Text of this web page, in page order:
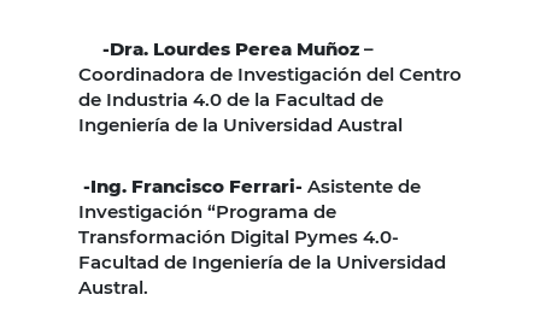
-Dra. Lourdes Perea Muñoz –
Coordinadora de Investigación del Centro
de Industria 4.0 de la Facultad de
Ingeniería de la Universidad Austral
-Ing. Francisco Ferrari- Asistente de
Investigación “Programa de
Transformación Digital Pymes 4.0-
Facultad de Ingeniería de la Universidad
Austral.